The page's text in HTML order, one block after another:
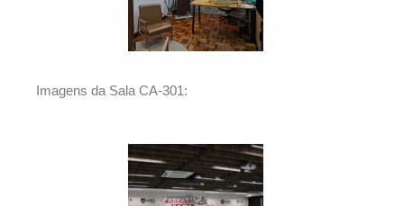
Imagens da Sala CA-301: